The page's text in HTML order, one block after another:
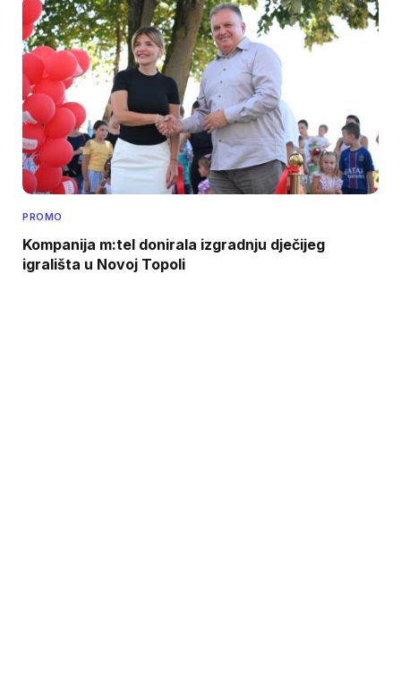
PROMO
Kompanija m:tel donirala izgradnju dječijeg
igrališta u Novoj Topoli